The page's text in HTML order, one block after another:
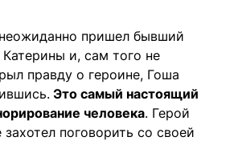
пришел бывший
и, сам того не
правду о героине, Гоша
Это самый настоящий
человека. Герой
поговорить со своей